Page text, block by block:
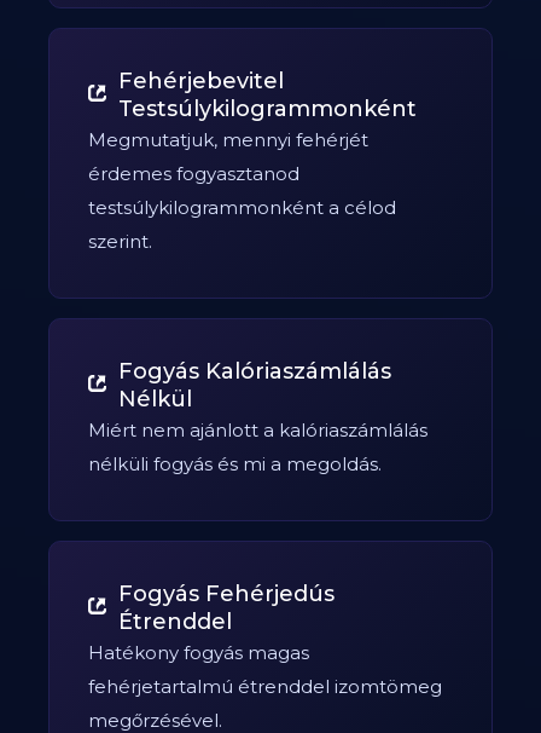
Fehérjebevitel
Testsúlykilogrammonként
Megmutatjuk, mennyi fehérjét
érdemes fogyasztanod
testsúlykilogrammonként a célod
szerint.
Fogyás Kalóriaszámlálás
Nélkül
Miért nem ajánlott a kalóriaszámlálás
nélküli fogyás és mi a megoldás.
Fogyás Fehérjedús
Étrenddel
Hatékony fogyás magas
fehérjetartalmú étrenddel izomtömeg
megőrzésével.